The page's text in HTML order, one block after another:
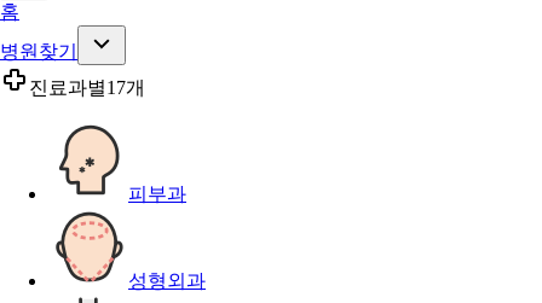
홈
병원찾기
진료과별17개
피부과
성형외과